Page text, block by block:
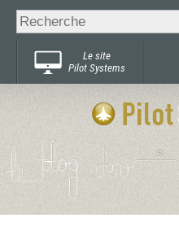
Chercher par
Recherche
avancée…
Le site
Pilot Systems